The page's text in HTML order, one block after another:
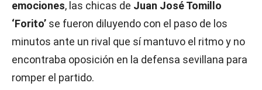
emociones, las chicas de Juan José Tomillo
‘Forito’ se fueron diluyendo con el paso de los
minutos ante un rival que sí mantuvo el ritmo y no
encontraba oposición en la defensa sevillana para
romper el partido.